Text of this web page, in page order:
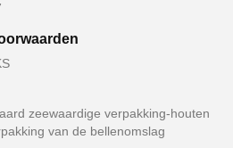
zeewaardige verpakking-houten
van de bellenomslag